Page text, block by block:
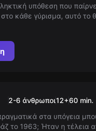
υπόθεση που
κάθε γύρισμα, αυτό το
το τελευταίο. Είστε
την αλήθεια;
από τη
2-6 άνθρωποι12+60 min.
στα υπόγεια
το 1963; Ήταν η τέλεια